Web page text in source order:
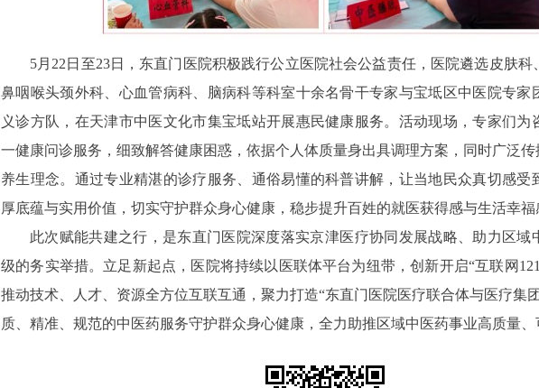
5月22日至23日，东直门医院积极践行公立医院社会公益责任，医院遴选皮肤科
鼻咽喉头颈外科、心血管病科、脑病科等科室十余名骨干专家与宝坻区中医院专家
义诊方队，在天津市中医文化市集宝坻站开展惠民健康服务。活动现场，专家们为
一健康问诊服务，细致解答健康困惑，依据个人体质量身出具调理方案，同时广泛传
养生理念。通过专业精湛的诊疗服务、通俗易懂的科普讲解，让当地民众真切感受
厚底蕴与实用价值，切实守护群众身心健康，稳步提升百姓的就医获得感与生活幸福
此次赋能共建之行，是东直门医院深度落实京津医疗协同发展战略、助力区域
级的务实举措。立足新起点，医院将持续以医联体平台为纽带，创新开启“互联网
推动技术、人才、资源全方位互联互通，聚力打造“东直门医院医疗联合体与医疗集
质、精准、规范的中医药服务守护群众身心健康，全力助推区域中医药事业高质量、